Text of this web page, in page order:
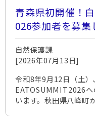
青森県初開催！
026参加者を募集
自然保護課
[2026年07月13日]
令和8年9月12日（土
EATOSUMMIT2026へ
います。秋田県八峰町